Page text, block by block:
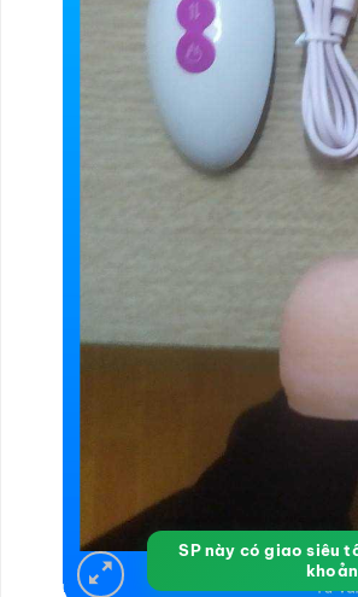
SP này có giao siêu